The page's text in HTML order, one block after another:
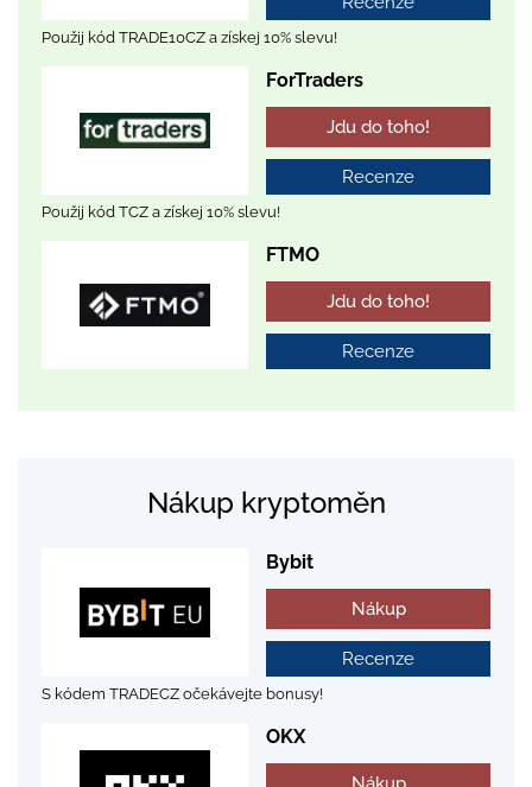
Použij kód TRADE10CZ a získej 10% slevu!
ForTraders
Jdu do toho!
Recenze
Použij kód TCZ a získej 10% slevu!
FTMO
Jdu do toho!
Recenze
Nákup kryptoměn
Bybit
Nákup
Recenze
S kódem TRADECZ očekávejte bonusy!
OKX